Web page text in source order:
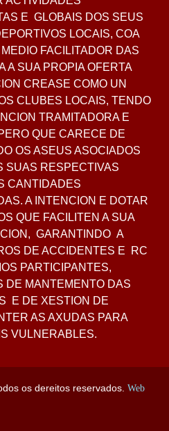
E GLOBAIS DOS SEUS
LOCAIS, COA
FACILITADOR DAS
A SUA PROPIA OFERTA
CREASE COMO UN
CLUBES LOCAIS, TENDO
TRAMITADORA E
QUE CARECE DE
OS ASEUS ASOCIADOS
SUAS RESPECTIVAS
CANTIDADES
A INTENCION E DOTAR
QUE FACILITEN A SUA
GARANTINDO A
DE ACCIDENTES E RC
PARTICIPANTES,
DE MANTEMENTO DAS
E DE XESTION DE
AS AXUDAS PARA
VULNERABLES.
os dereitos reservados. Web